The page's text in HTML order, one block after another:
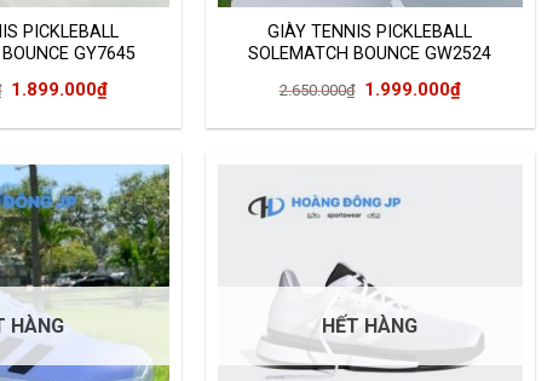
PICKLEBALL
GY7645
Giá
2.650.000₫.
1.899.000₫Giá
là:
1.899.000₫.
GIÀY TENNIS PICKLEBALL
SOLEMATCH BOUNCE GW2524
2.650.000₫ Giá
1.999.000₫Giá
HÀNG HẾT HÀNG